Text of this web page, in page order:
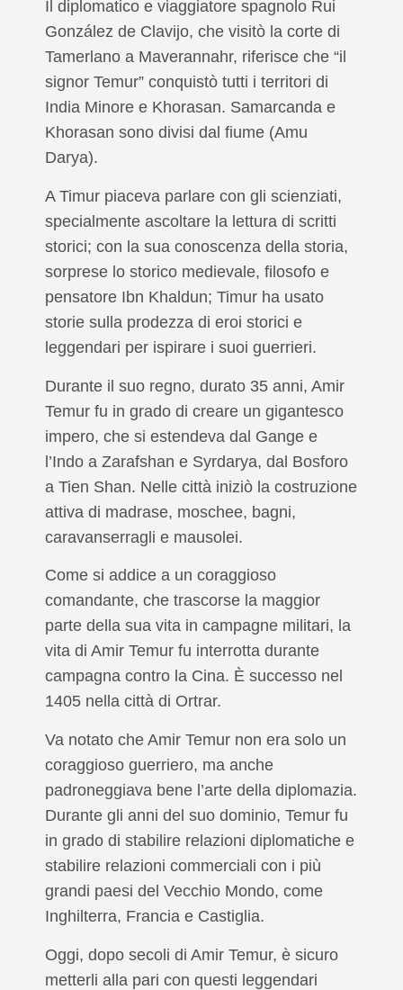
Il diplomatico e viaggiatore spagnolo Rui
González de Clavijo, che visitò la corte di
Tamerlano a Maverannahr, riferisce che “il
signor Temur” conquistò tutti i territori di
India Minore e Khorasan. Samarcanda e
Khorasan sono divisi dal fiume (Amu
Darya).
A Timur piaceva parlare con gli scienziati,
specialmente ascoltare la lettura di scritti
storici; con la sua conoscenza della storia,
sorprese lo storico medievale, filosofo e
pensatore Ibn Khaldun; Timur ha usato
storie sulla prodezza di eroi storici e
leggendari per ispirare i suoi guerrieri.
Durante il suo regno, durato 35 anni, Amir
Temur fu in grado di creare un gigantesco
impero, che si estendeva dal Gange e
l’Indo a Zarafshan e Syrdarya, dal Bosforo
a Tien Shan. Nelle città iniziò la costruzione
attiva di madrase, moschee, bagni,
caravanserragli e mausolei.
Come si addice a un coraggioso
comandante, che trascorse la maggior
parte della sua vita in campagne militari, la
vita di Amir Temur fu interrotta durante
campagna contro la Cina. È successo nel
1405 nella città di Ortrar.
Va notato che Amir Temur non era solo un
coraggioso guerriero, ma anche
padroneggiava bene l’arte della diplomazia.
Durante gli anni del suo dominio, Temur fu
in grado di stabilire relazioni diplomatiche e
stabilire relazioni commerciali con i più
grandi paesi del Vecchio Mondo, come
Inghilterra, Francia e Castiglia.
Oggi, dopo secoli di Amir Temur, è sicuro
metterli alla pari con questi leggendari